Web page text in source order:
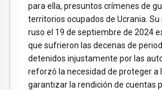
para ella, presuntos crímenes de
territorios ocupados de Ucrania.
ruso el 19 de septiembre de 2024
que sufrieron las decenas de
detenidos injustamente por las
reforzó la necesidad de proteger a
garantizar la rendición de cuentas